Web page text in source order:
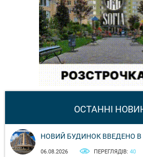
ОСТАННІ
НОВИЙ БУДИНОК ВВЕДЕНО В
06.08.2026 ПЕРЕГЛЯДІВ: 40